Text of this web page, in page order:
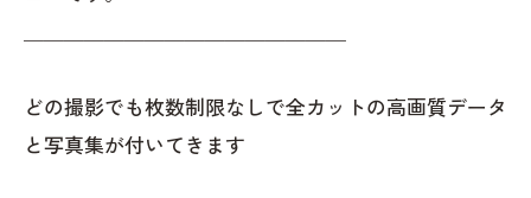
どの撮影でも枚数制限なしで全カットの高画質データ
と写真集が付いてきます